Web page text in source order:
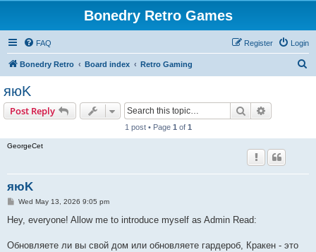
Bonedry Retro Games
FAQ Login
Register
Bonedry Retro Board index Retro Gaming
яюK
Post Reply Search
1 post • Page 1 of 1
GeorgeCet
яюK
P
s
Wed May 13, 2026 9:05 pm
Hey, everyone! Allow me to introduce myself as Admin Read:
Обновляете ли вы свой дом или обновляете гардероб, Кракен - это